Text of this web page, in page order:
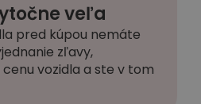
veľa
pred kúpou nemáte
zľavy,
vozidla a ste v tom